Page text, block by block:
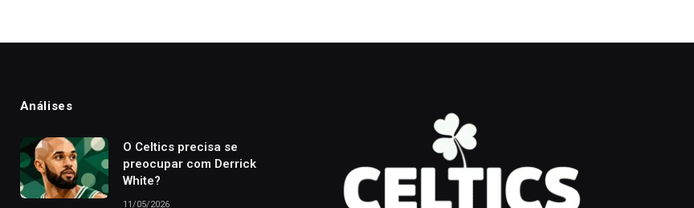
Análises
O Celtics precisa se
preocupar com Derrick
White?
11/05/2026